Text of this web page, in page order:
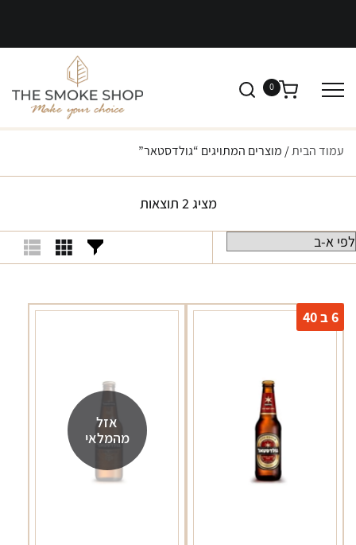
0
עמוד הבית/ מוצרים המתויגים “גולדסטאר”
מציג 2 תוצאות
6 ב 40
אזל
מהמלאי